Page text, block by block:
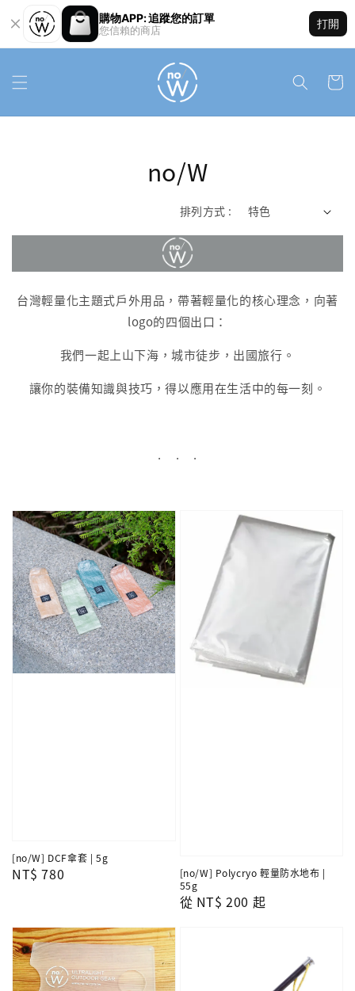
購物APP: 追蹤您的訂單
您信賴的商店
打開
no/W
排列方式 :
台灣輕量化主題式戶外用品，帶著輕量化的核心理念，向著
logo的四個出口：
我們一起上山下海，城市徒步，出國旅行。
讓你的裝備知識與技巧，得以應用在生活中的每一刻。
. . .
[no/W] DCF傘套 | 5g
Regular
NT$ 780
[no/W] Polycryo 輕量防水地布 |
55g
Regular
從 NT$ 200 起